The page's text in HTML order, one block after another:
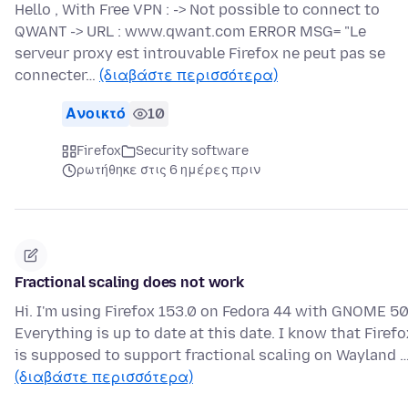
Hello , With Free VPN : -> Not possible to connect to
QWANT -> URL : www.qwant.com ERROR MSG= "Le
serveur proxy est introuvable Firefox ne peut pas se
connecter… (διαβάστε περισσότερα)
Ανοικτό 10
Firefox
Security software
ρωτήθηκε στις 6 ημέρες πριν
Fractional scaling does not work
Hi. I'm using Firefox 153.0 on Fedora 44 with GNOME
Everything is up to date at this date. I know that
is supposed to support fractional scaling on Wayland
(διαβάστε περισσότερα)